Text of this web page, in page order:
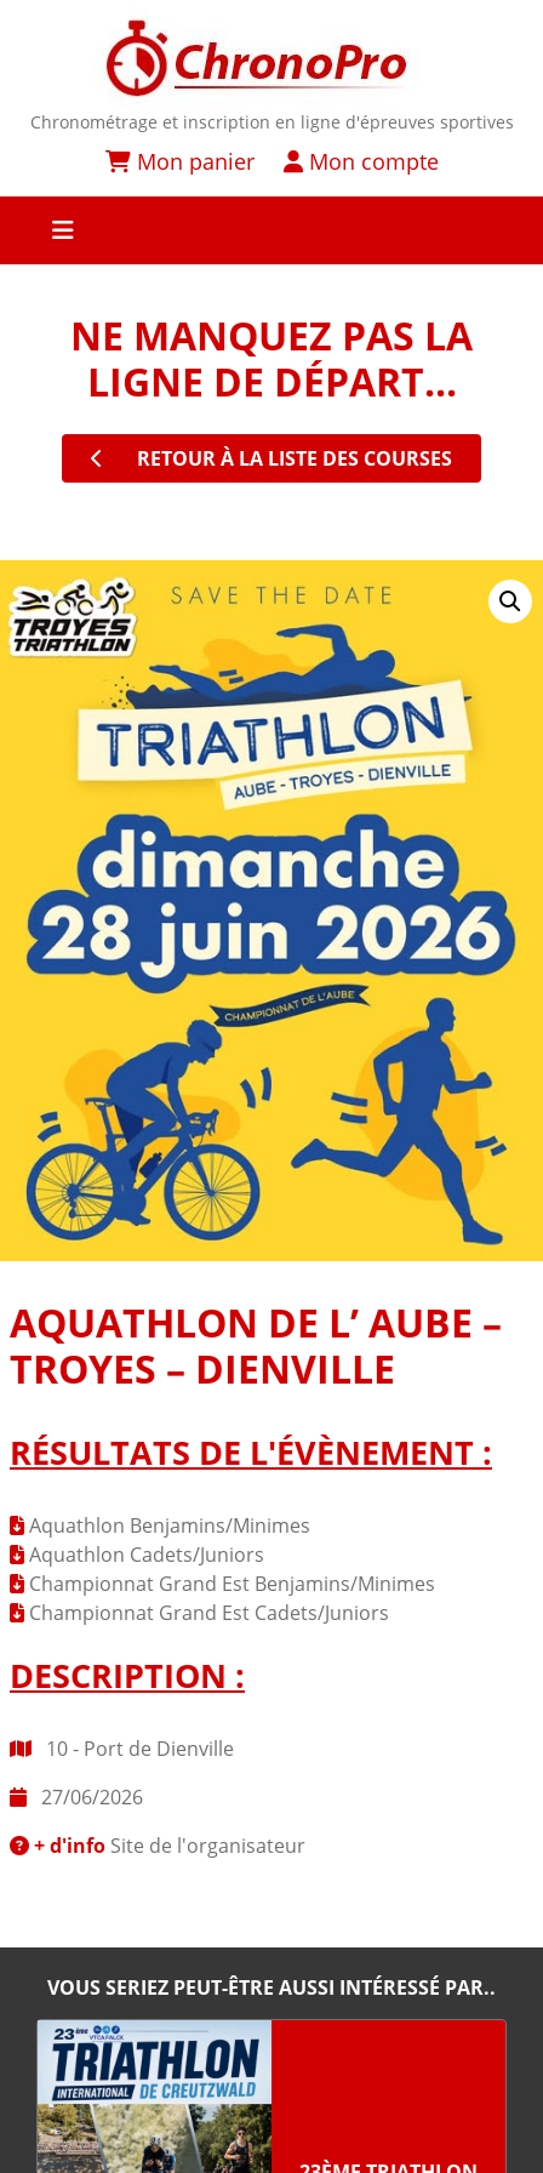
Chronométrage et inscription en ligne d'épreuves sportives
Mon panier Mon compte
NE MANQUEZ PAS LA
LIGNE DE DÉPART...
RETOUR À LA LISTE DES COURSES
AQUATHLON DE L’ AUBE –
TROYES – DIENVILLE
RÉSULTATS DE L'ÉVÈNEMENT :
Aquathlon Benjamins/Minimes
Aquathlon Cadets/Juniors
Championnat Grand Est Benjamins/Minimes
Championnat Grand Est Cadets/Juniors
DESCRIPTION :
10 - Port de Dienville
27/06/2026
+ d'info Site de l'organisateur
VOUS SERIEZ PEUT-ÊTRE AUSSI INTÉRESSÉ PAR..